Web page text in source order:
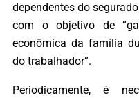
dependentes do
com o objetivo de
econômica da família
do trabalhador”.
Periodicamente, é